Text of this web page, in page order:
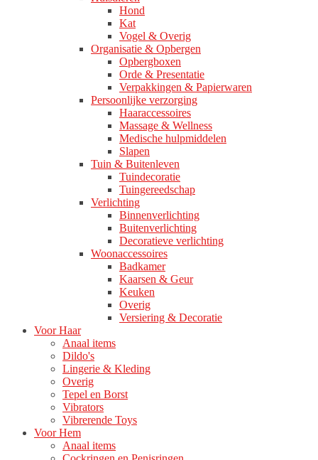
Hond
Kat
Vogel & Overig
Organisatie & Opbergen
Opbergboxen
Orde & Presentatie
Verpakkingen & Papierwaren
Persoonlijke verzorging
Haaraccessoires
Massage & Wellness
Medische hulpmiddelen
Slapen
Tuin & Buitenleven
Tuindecoratie
Tuingereedschap
Verlichting
Binnenverlichting
Buitenverlichting
Decoratieve verlichting
Woonaccessoires
Badkamer
Kaarsen & Geur
Keuken
Overig
Versiering & Decoratie
Voor Haar
Anaal items
Dildo's
Lingerie & Kleding
Overig
Tepel en Borst
Vibrators
Vibrerende Toys
Voor Hem
Anaal items